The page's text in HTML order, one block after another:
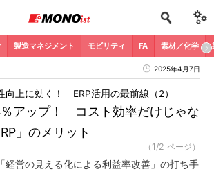
製造マネジメント モビリティ FA 素材／化学
2025年4月7日
アップ！ コスト効率だけじゃな
」のメリット
向上に効く！ ERP活用の最前線（2）
（1/2 ページ）
経営の見える化による利益率改善」の打ち手